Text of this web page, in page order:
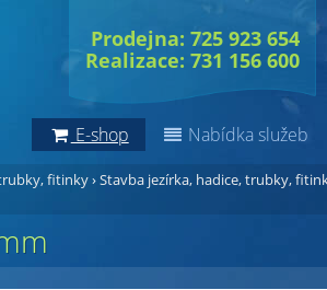
fitinky›Stavba jezírka, hadice, trubky,
E-shop Nabídka služeb
Prodejna: 725 923 654
Realizace: 731 156 600